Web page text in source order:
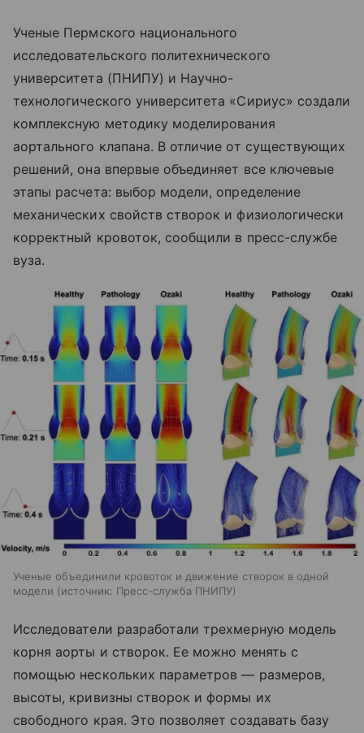
Ученые Пермского национального
исследовательского политехнического
университета (ПНИПУ) и Научно-
технологического университета «Сириус» создали
комплексную методику моделирования
аортального клапана. В отличие от существующих
решений, она впервые объединяет все ключевые
этапы расчета: выбор модели, определение
механических свойств створок и физиологически
корректный кровоток, сообщили в пресс-службе
вуза.
Ученые объединили кровоток и движение створок в одной
модели
источник: Пресс-служба ПНИПУ
Исследователи разработали трехмерную модель
корня аорты и створок. Ее можно менять с
помощью нескольких параметров — размеров,
высоты, кривизны створок и формы их
свободного края. Это позволяет создавать базу